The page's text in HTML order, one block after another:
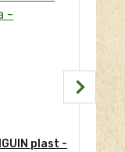
plast -